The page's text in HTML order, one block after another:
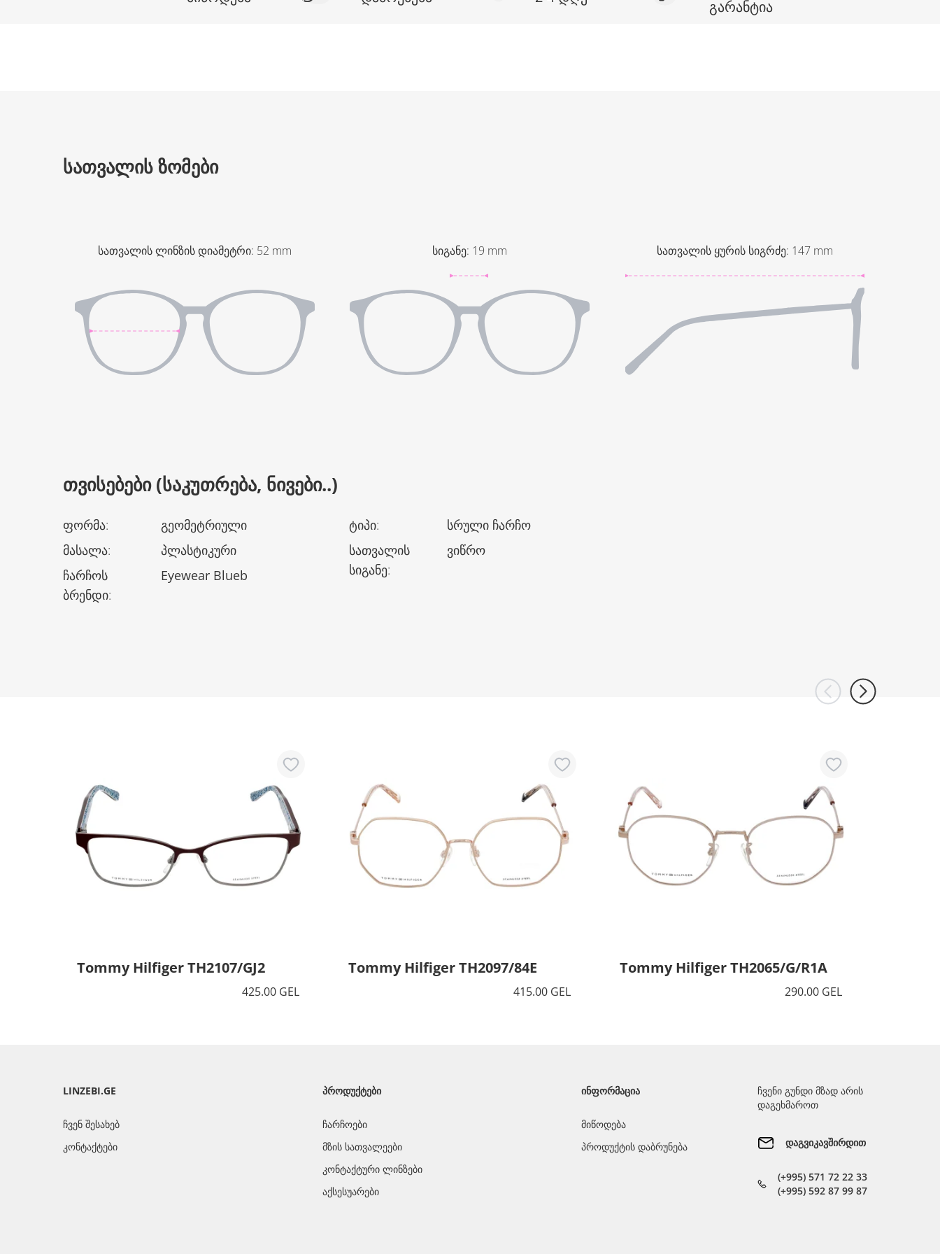
გარანტია
ᲡᲐᲗᲕᲐᲚᲘᲡ ᲖᲝᲛᲔᲑᲘ
სათვალის ლინზის დიამეტრი: 52 mm სიგანე: 19 mm სათვალის ყურის სიგრძე: 147 mm
ᲗᲕᲘᲡᲔᲑᲔᲑᲘ (ᲡᲐᲙᲣᲗᲠᲔᲑᲐ, ᲜᲘᲕᲔᲑᲘ..)
ფორმა:
გეომეტრიული
მასალა:
პლასტიკური
ჩარჩოს
ბრენდი:
Eyewear Blueb
ტიპი:
სრული ჩარჩო
სათვალის
სიგანე:
ვიწრო
Tommy Hilfiger TH2107/GJ2
425.00 GEL
Tommy Hilfiger TH2097/84E
415.00 GEL
Tommy Hilfiger TH2065/G/R1A
290.00 GEL
LINZEBI.GE
ჩვენ შესახებ
კონტაქტები
ᲞᲠᲝᲓᲣᲥᲢᲔᲑᲘ
ჩარჩოები
მზის სათვალეები
კონტაქტური ლინზები
აქსესუარები
ᲘᲜᲤᲝᲠᲛᲐᲪᲘᲐ
მიწოდება
პროდუქტის დაბრუნება
ჩვენი გუნდი მზად არის
დაგეხმაროთ
დაგვიკავშირდით
(+995) 571 72 22 33
(+995) 592 87 99 87